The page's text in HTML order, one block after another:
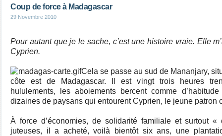
Coup de force à Madagascar
29 Novembre 2010
Pour autant que je le sache, c’est une histoire vraie. Elle
Cyprien.
Cela se passe au sud de Mananjary,
côte est de Madagascar. Il est vingt trois heures
hululements, les aboiements bercent comme
dizaines de paysans qui entourent Cyprien, le jeune patron
À force d’économies, de solidarité familiale et surtout «
juteuses, il a acheté, voilà bientôt six ans, une